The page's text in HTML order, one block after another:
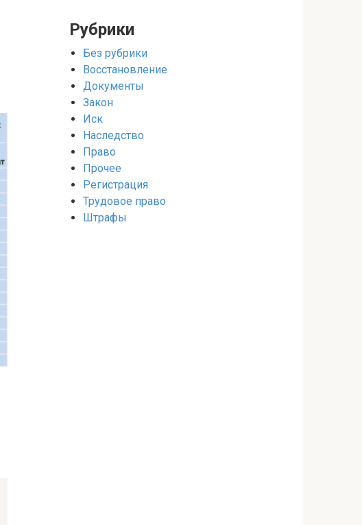
Рубрики
Без рубрики
Восстановление
Документы
Закон
Иск
Наследство
Право
Прочее
Регистрация
Трудовое право
Штрафы